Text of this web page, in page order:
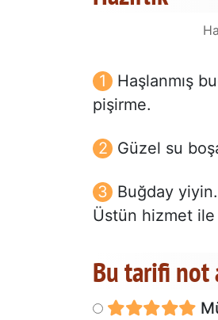
Haşlanmış
pişirme.
Güzel su
Buğday yiyin.
Üstün hizmet ile
Bu tarifi not